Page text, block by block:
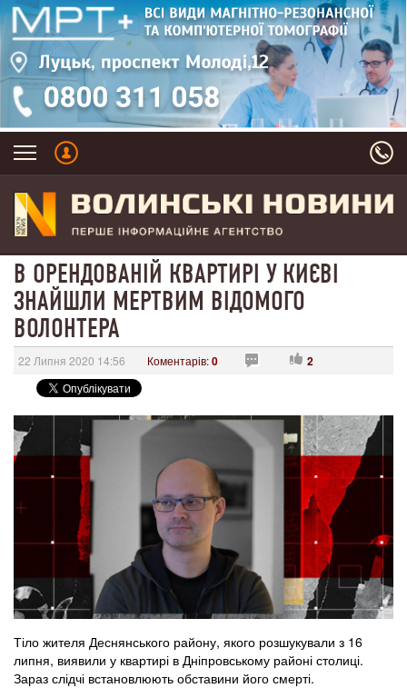
В ОРЕНДОВАНІЙ КВАРТИРІ У КИЄВІ
ЗНАЙШЛИ МЕРТВИМ ВІДОМОГО
ВОЛОНТЕРА
22 Липня 2020 14:56 Коментарів:0 2
Тіло жителя Деснянського району, якого розшукували з 16
липня, виявили у квартирі в Дніпровському районі столиці.
Зараз слідчі встановлюють обставини його смерті.